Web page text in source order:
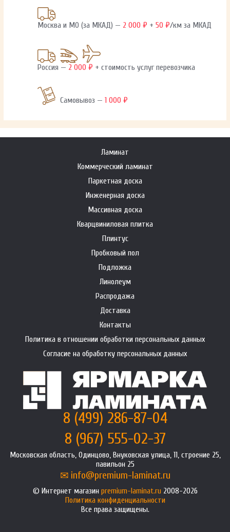
Москва и МО (за МКАД) — 2 000 ₽ +50 ₽/км за МКАД
Россия — 2 000 ₽ + стоимость услуг перевозчика
Самовывоз —1 000 ₽
Ламинат
Коммерческий ламинат
Паркетная доска
Инженерная доска
Массивная доска
Кварцвиниловая плитка
Плинтус
Пробковый пол
Подложка
Линолеум
Распродажа
Доставка
Контакты
Политика в отношении обработки персональных данных
Согласие на обработку персональных данных
8 (499) 286-87-04
8 (967) 555-02-37
Московская область, Одинцово, Внуковская улица, 11, строение 25,
павильон 25
info@premium-laminat.ru
Интернет магазин premium-laminat.ru2008-2026
Политика конфиденциальности
Все права защищены.